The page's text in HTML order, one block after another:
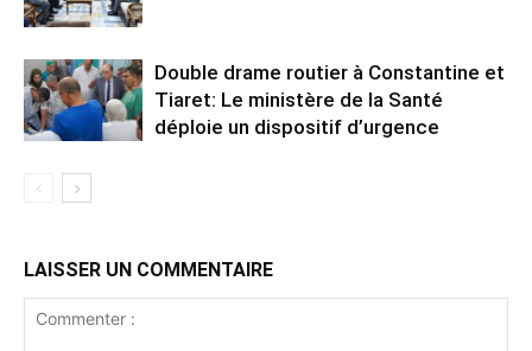
Double drame routier à Constantine et
Tiaret: Le ministère de la Santé
déploie un dispositif d’urgence
LAISSER UN COMMENTAIRE